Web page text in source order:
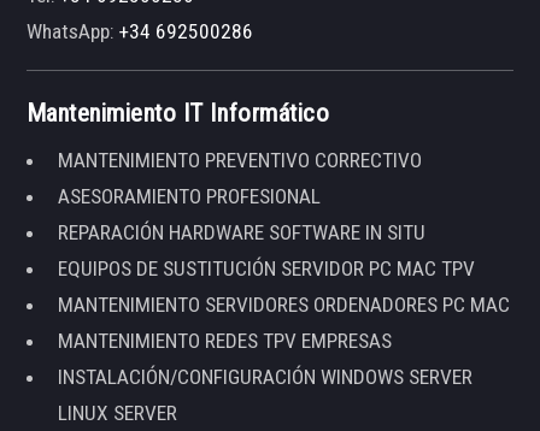
WhatsApp:+34 692500286
Mantenimiento IT Informático
MANTENIMIENTO PREVENTIVO CORRECTIVO
ASESORAMIENTO PROFESIONAL
REPARACIÓN HARDWARE SOFTWARE IN SITU
EQUIPOS DE SUSTITUCIÓN SERVIDOR PC MAC TPV
MANTENIMIENTO SERVIDORES ORDENADORES PC MAC
MANTENIMIENTO REDES TPV EMPRESAS
INSTALACIÓN/CONFIGURACIÓN WINDOWS SERVER
LINUX SERVER